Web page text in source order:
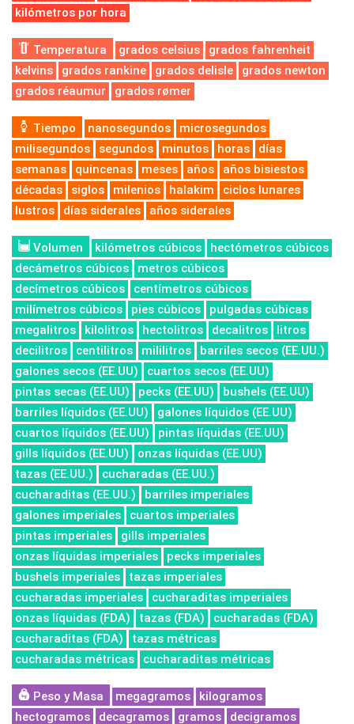
kilómetros por hora
Temperatura grados celsius
grados fahrenheit
kelvins
grados rankine grados delisle
grados newton
grados réaumur
grados rømer
Tiempo nanosegundos
microsegundos
milisegundos
segundos minutos horas
días
semanas
quincenas meses años
años bisiestos
décadas
siglos milenios halakim
ciclos lunares
lustros
días siderales años siderales
Volumen kilómetros cúbicos
hectómetros cúbicos
decámetros cúbicos
metros cúbicos
decímetros cúbicos
centímetros cúbicos
milímetros cúbicos
pies cúbicos
pulgadas cúbicas
megalitros
kilolitros hectolitros decalitros
litros
decilitros
centilitros mililitros
barriles secos (EE.UU.)
galones secos (EE.UU)
cuartos secos (EE.UU)
pintas secas (EE.UU)
pecks (EE.UU)
bushels (EE.UU)
barriles líquidos (EE.UU)
galones líquidos (EE.UU)
cuartos líquidos (EE.UU)
pintas líquidas (EE.UU)
gills líquidos (EE.UU)
onzas líquidas (EE.UU)
tazas (EE.UU.)
cucharadas (EE.UU.)
cucharaditas (EE.UU.)
barriles imperiales
galones imperiales
cuartos imperiales
pintas imperiales
gills imperiales
onzas líquidas imperiales
pecks imperiales
bushels imperiales
tazas imperiales
cucharadas imperiales
cucharaditas imperiales
onzas líquidas (FDA)
tazas (FDA)
cucharadas (FDA)
cucharaditas (FDA)
tazas métricas
cucharadas métricas
cucharaditas métricas
Peso y Masa megagramos
kilogramos
hectogramos
decagramos gramos decigramos